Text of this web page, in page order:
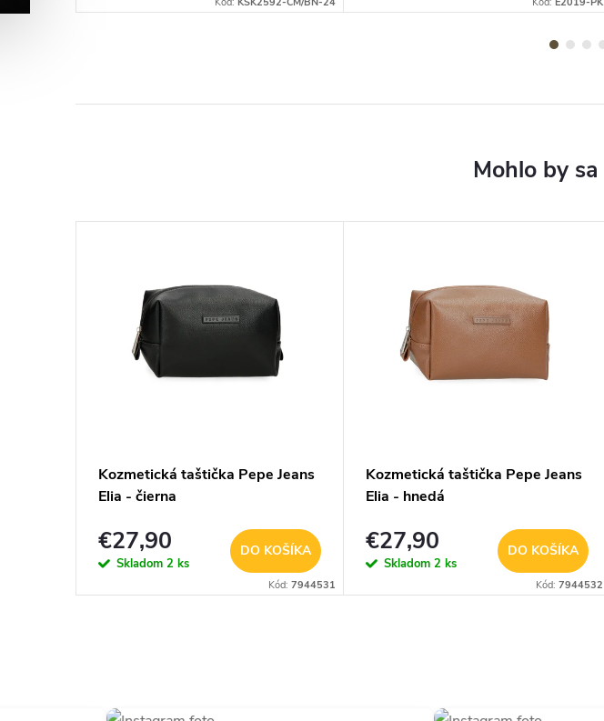
Kozmetická taštička Pepe Jeans
Elia - čierna
€27,90
Skladom 2 ks
DO KOŠÍKA
Kód: 7944531
Kozmetická taštička Pepe Jeans
Elia - hnedá
€27,90
Skladom 2 ks
DO KOŠÍKA
Kód: 7944532